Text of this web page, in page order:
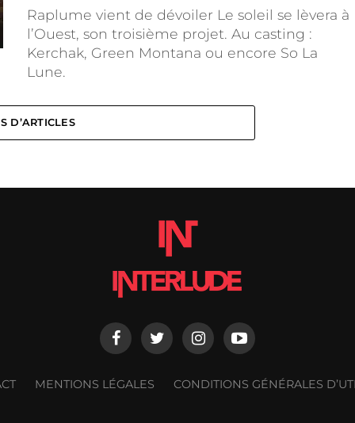
Raplume vient de dévoiler Le soleil se lèvera à
l’Ouest, son troisième projet. Au casting :
Kerchak, Green Montana ou encore So La
Lune.
D’ARTICLES
MENTIONS LÉGALES CONDITIONS GÉNÉRALES